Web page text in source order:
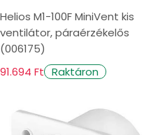
Helios M1-100F MiniVent kis
ventilátor, páraérzékelős
(006175)
91.694 Ft Raktáron